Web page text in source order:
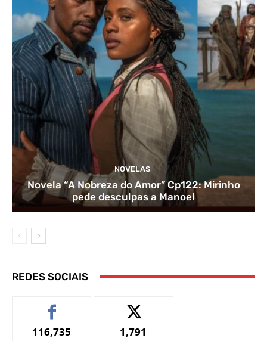
NOVELAS
Novela “A Nobreza do Amor” Cp122: Mirinho
pede desculpas a Manoel
REDES SOCIAIS
116,735 1,791